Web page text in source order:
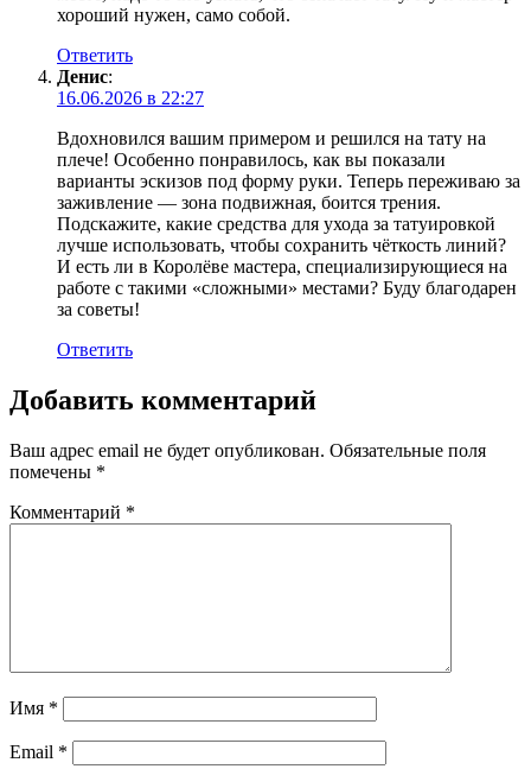
хороший нужен, само собой.
Ответить
Денис:
16.06.2026 в 22:27
Вдохновился вашим примером и решился на тату на
плече! Особенно понравилось, как вы показали
варианты эскизов под форму руки. Теперь переживаю за
заживление — зона подвижная, боится трения.
Подскажите, какие средства для ухода за татуировкой
лучше использовать, чтобы сохранить чёткость линий?
И есть ли в Королёве мастера, специализирующиеся на
работе с такими «сложными» местами? Буду благодарен
за советы!
Ответить
Добавить комментарий
Ваш адрес email не будет опубликован. Обязательные поля
помечены *
Комментарий *
Имя *
Email *